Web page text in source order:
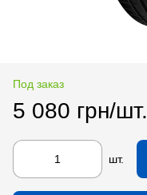
Под заказ
5 080 грн/шт.
шт.